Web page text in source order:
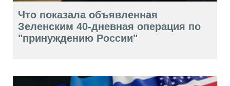
Что показала объявленная
Зеленским 40-дневная операция по
"принуждению России"